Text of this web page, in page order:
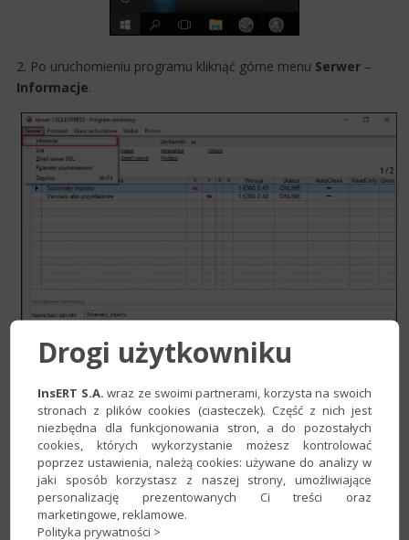
2. Po uruchomieniu programu kliknąć górne menu Serwer –
Informacje.
3. W okienku pojawią się informacje na temat serwera, w tym
numer jego wersji.
Drogi użytkowniku
InsERT S.A. wraz ze swoimi partnerami, korzysta na swoich
stronach z plików cookies (ciasteczek). Część z nich jest
niezbędna dla funkcjonowania stron, a do pozostałych
cookies, których wykorzystanie możesz kontrolować
poprzez ustawienia, należą cookies: używane do analizy w
jaki sposób korzystasz z naszej strony, umożliwiające
personalizację prezentowanych Ci treści oraz
marketingowe, reklamowe.
Polityka prywatności >